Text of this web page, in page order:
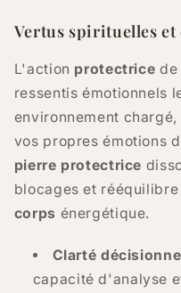
Vertus spirituelles
L'action protectrice de
ressentis émotionnels
environnement
vos propres émotions
pierre protectrice
blocages et
corps énergétique.
Clarté
capacité d'analyse